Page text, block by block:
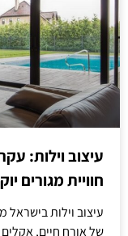
עיצוב וילות:
חוויית מגורים
עיצוב וילות
של אורח חיים,